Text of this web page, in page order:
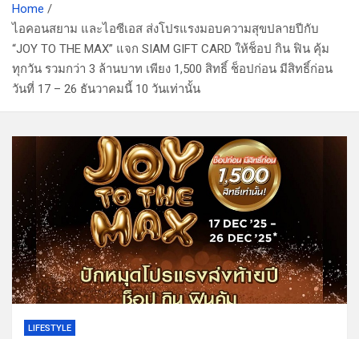
Home
ไอคอนสยาม และไอซีเอส ส่งโปรแรงมอบความสุขปลายปีกับ
“JOY TO THE MAX” แจก SIAM GIFT CARD ให้ช็อป กิน ฟิน คุ้ม
ทุกวัน รวมกว่า 3 ล้านบาท เพียง 1,500 สิทธิ์ ช็อปก่อน มีสิทธิ์ก่อน
วันที่ 17 – 26 ธันวาคมนี้ 10 วันเท่านั้น
LIFESTYLE